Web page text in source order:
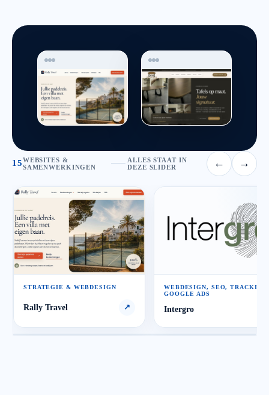
15WEBSITES &
SAMENWERKINGEN
ALLES STAAT IN
DEZE SLIDER
← →
STRATEGIE & WEBDESIGN
Rally Travel ↗
WEBDESIGN, SEO,
GOOGLE ADS
Intergro